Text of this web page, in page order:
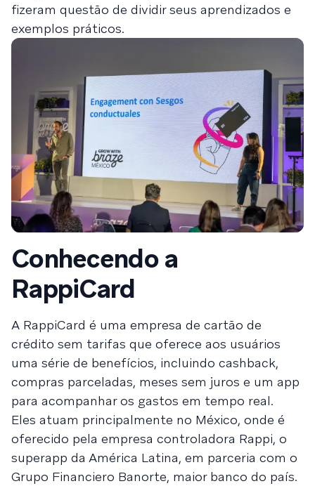
fizeram questão de dividir seus aprendizados e
exemplos práticos.
Conhecendo a
RappiCard
A RappiCard é uma empresa de cartão de
crédito sem tarifas que oferece aos usuários
uma série de benefícios, incluindo cashback,
compras parceladas, meses sem juros e um app
para acompanhar os gastos em tempo real.
Eles atuam principalmente no México, onde é
oferecido pela empresa controladora Rappi, o
superapp da América Latina, em parceria com o
Grupo Financiero Banorte, maior banco do país.